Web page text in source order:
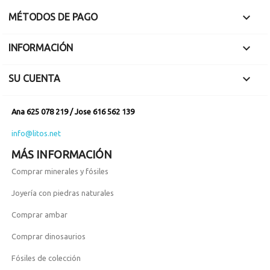
MÉTODOS DE PAGO 
INFORMACIÓN 
SU CUENTA 
Ana 625 078 219 / Jose 616 562 139
info@litos.net
MÁS INFORMACIÓN
Comprar minerales y fósiles
Joyería con piedras naturales
Comprar ambar
Comprar dinosaurios
Fósiles de colección